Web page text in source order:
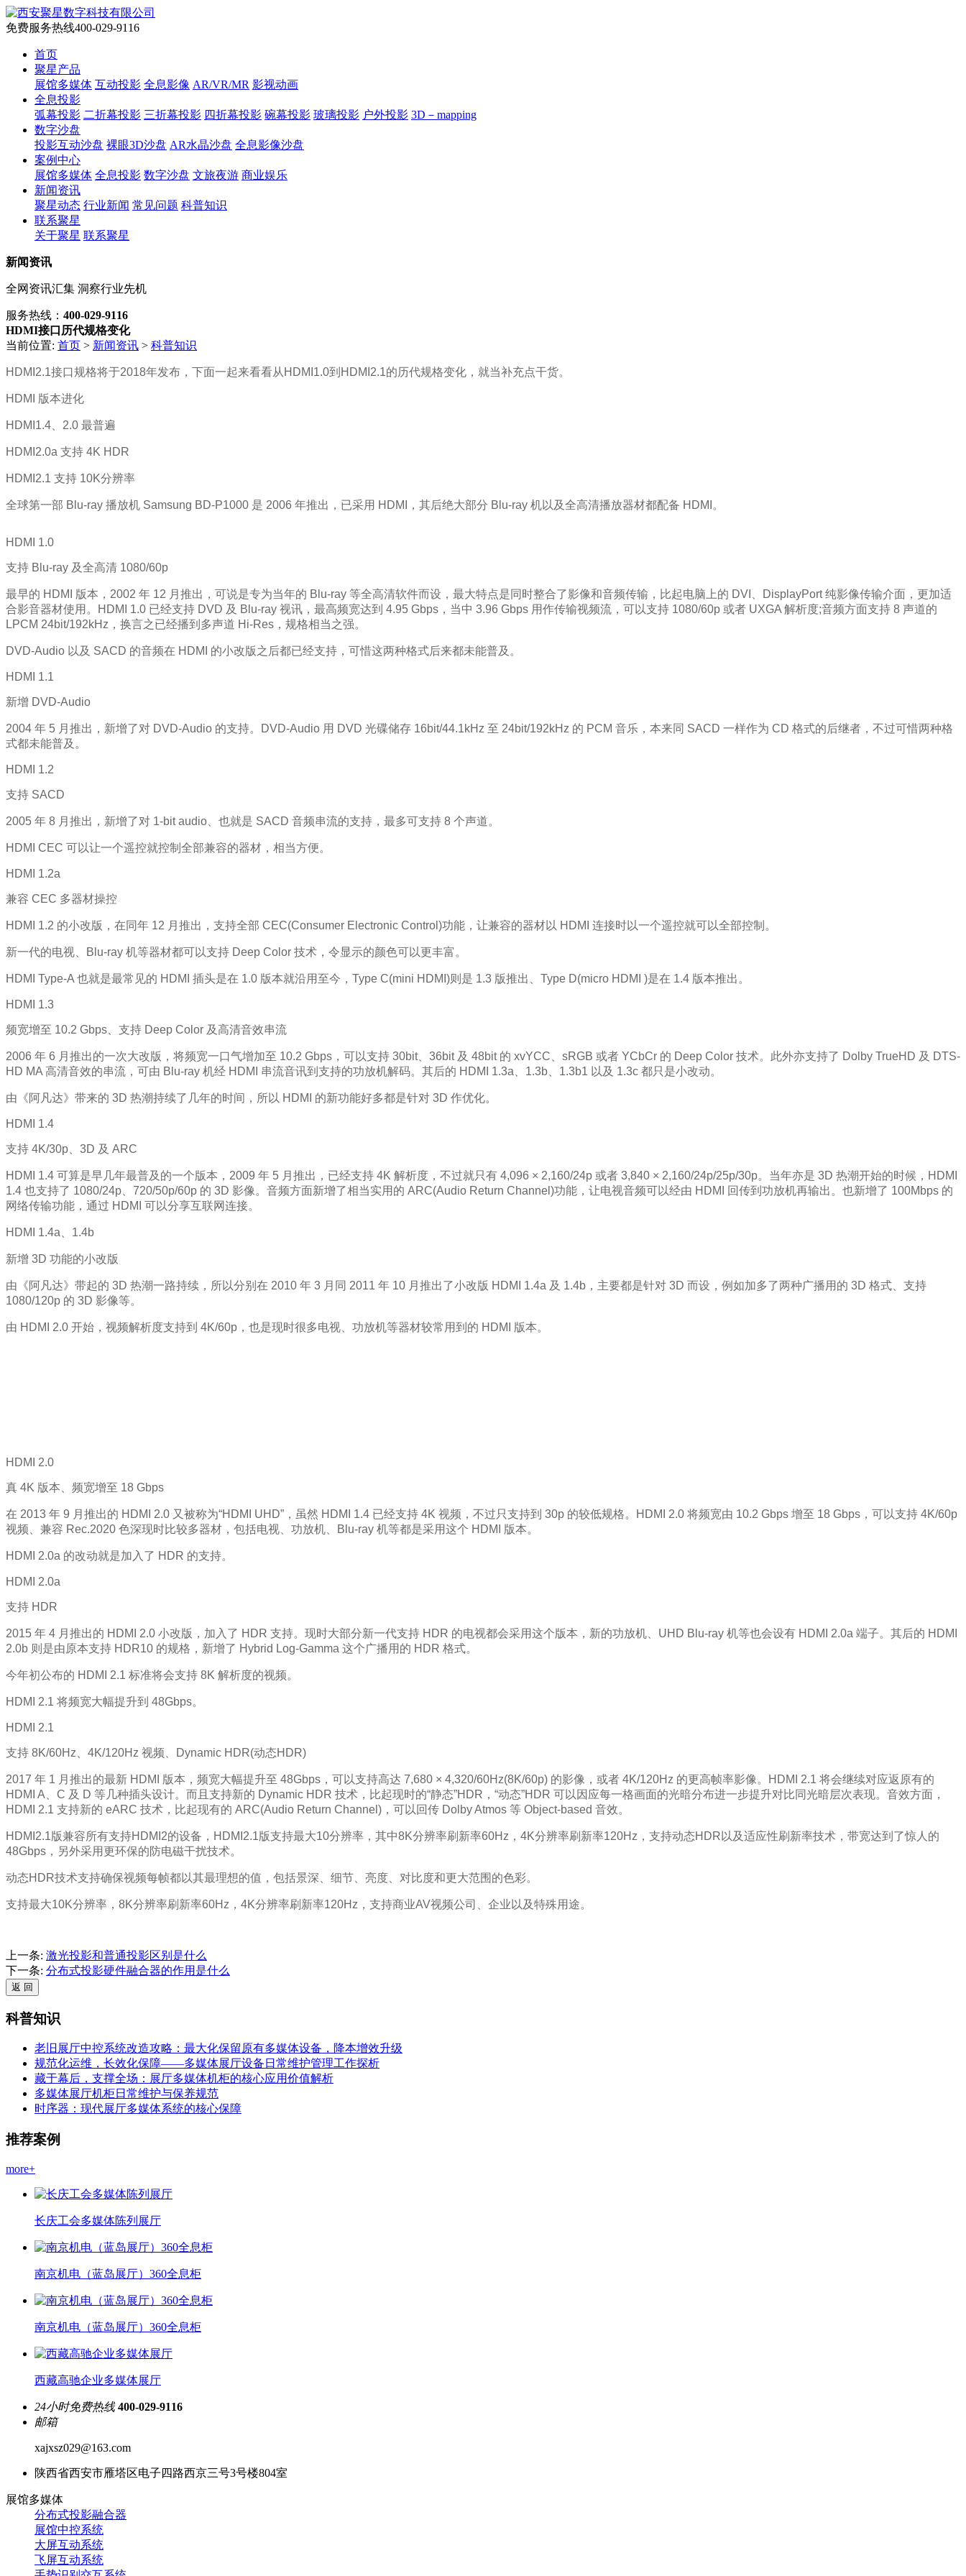
免费服务热线400-029-9116
首页
聚星产品
展馆多媒体 互动投影 全息影像 AR/VR/MR 影视动画
全息投影
弧幕投影 二折幕投影 三折幕投影 四折幕投影 碗幕投影 玻璃投影 户外投影 3D－mapping
数字沙盘
投影互动沙盘 裸眼3D沙盘 AR水晶沙盘 全息影像沙盘
案例中心
展馆多媒体 全息投影 数字沙盘 文旅夜游 商业娱乐
新闻资讯
聚星动态 行业新闻 常见问题 科普知识
联系聚星
关于聚星 联系聚星
新闻资讯
全网资讯汇集 洞察行业先机
服务热线： 400-029-9116
HDMI接口历代规格变化
当前位置: 首页 > 新闻资讯 > 科普知识
HDMI2.1接口规格将于2018年发布，下面一起来看看从HDMI1.0到HDMI2.1的历代规格变化，就当补充点干货。
HDMI 版本进化
HDMI1.4、2.0 最普遍
HDMI2.0a 支持 4K HDR
HDMI2.1 支持 10K分辨率
全球第一部 Blu-ray 播放机 Samsung BD-P1000 是 2006 年推出，已采用 HDMI，其后绝大部分 Blu-ray 机以及全高清播放器材都配备 HDMI。
HDMI 1.0
支持 Blu-ray 及全高清 1080/60p
最早的 HDMI 版本，2002 年 12 月推出，可说是专为当年的 Blu-ray 等全高清软件而设，最大特点是同时整合了影像和音频传输，比起电脑上的 DVI、DisplayPort 纯影像传输介面，更加适
合影音器材使用。HDMI 1.0 已经支持 DVD 及 Blu-ray 视讯，最高频宽达到 4.95 Gbps，当中 3.96 Gbps 用作传输视频流，可以支持 1080/60p 或者 UXGA 解析度;音频方面支持 8 声道的
LPCM 24bit/192kHz，换言之已经播到多声道 Hi-Res，规格相当之强。
DVD-Audio 以及 SACD 的音频在 HDMI 的小改版之后都已经支持，可惜这两种格式后来都未能普及。
HDMI 1.1
新增 DVD-Audio
2004 年 5 月推出，新增了对 DVD-Audio 的支持。DVD-Audio 用 DVD 光碟储存 16bit/44.1kHz 至 24bit/192kHz 的 PCM 音乐，本来同 SACD 一样作为 CD 格式的后继者，不过可惜两种格
式都未能普及。
HDMI 1.2
支持 SACD
2005 年 8 月推出，新增了对 1-bit audio、也就是 SACD 音频串流的支持，最多可支持 8 个声道。
HDMI CEC 可以让一个遥控就控制全部兼容的器材，相当方便。
HDMI 1.2a
兼容 CEC 多器材操控
HDMI 1.2 的小改版，在同年 12 月推出，支持全部 CEC(Consumer Electronic Control)功能，让兼容的器材以 HDMI 连接时以一个遥控就可以全部控制。
新一代的电视、Blu-ray 机等器材都可以支持 Deep Color 技术，令显示的颜色可以更丰富。
HDMI Type-A 也就是最常见的 HDMI 插头是在 1.0 版本就沿用至今，Type C(mini HDMI)则是 1.3 版推出、Type D(micro HDMI )是在 1.4 版本推出。
HDMI 1.3
频宽增至 10.2 Gbps、支持 Deep Color 及高清音效串流
2006 年 6 月推出的一次大改版，将频宽一口气增加至 10.2 Gbps，可以支持 30bit、36bit 及 48bit 的 xvYCC、sRGB 或者 YCbCr 的 Deep Color 技术。此外亦支持了 Dolby TrueHD 及 DTS-
HD MA 高清音效的串流，可由 Blu-ray 机经 HDMI 串流音讯到支持的功放机解码。其后的 HDMI 1.3a、1.3b、1.3b1 以及 1.3c 都只是小改动。
由《阿凡达》带来的 3D 热潮持续了几年的时间，所以 HDMI 的新功能好多都是针对 3D 作优化。
HDMI 1.4
支持 4K/30p、3D 及 ARC
HDMI 1.4 可算是早几年最普及的一个版本，2009 年 5 月推出，已经支持 4K 解析度，不过就只有 4,096 × 2,160/24p 或者 3,840 × 2,160/24p/25p/30p。当年亦是 3D 热潮开始的时候，HDMI
1.4 也支持了 1080/24p、720/50p/60p 的 3D 影像。音频方面新增了相当实用的 ARC(Audio Return Channel)功能，让电视音频可以经由 HDMI 回传到功放机再输出。也新增了 100Mbps 的
网络传输功能，通过 HDMI 可以分享互联网连接。
HDMI 1.4a、1.4b
新增 3D 功能的小改版
由《阿凡达》带起的 3D 热潮一路持续，所以分别在 2010 年 3 月同 2011 年 10 月推出了小改版 HDMI 1.4a 及 1.4b，主要都是针对 3D 而设，例如加多了两种广播用的 3D 格式、支持
1080/120p 的 3D 影像等。
由 HDMI 2.0 开始，视频解析度支持到 4K/60p，也是现时很多电视、功放机等器材较常用到的 HDMI 版本。
HDMI 2.0
真 4K 版本、频宽增至 18 Gbps
在 2013 年 9 月推出的 HDMI 2.0 又被称为“HDMI UHD”，虽然 HDMI 1.4 已经支持 4K 视频，不过只支持到 30p 的较低规格。HDMI 2.0 将频宽由 10.2 Gbps 增至 18 Gbps，可以支持 4K/60p
视频、兼容 Rec.2020 色深现时比较多器材，包括电视、功放机、Blu-ray 机等都是采用这个 HDMI 版本。
HDMI 2.0a 的改动就是加入了 HDR 的支持。
HDMI 2.0a
支持 HDR
2015 年 4 月推出的 HDMI 2.0 小改版，加入了 HDR 支持。现时大部分新一代支持 HDR 的电视都会采用这个版本，新的功放机、UHD Blu-ray 机等也会设有 HDMI 2.0a 端子。其后的 HDMI
2.0b 则是由原本支持 HDR10 的规格，新增了 Hybrid Log-Gamma 这个广播用的 HDR 格式。
今年初公布的 HDMI 2.1 标准将会支持 8K 解析度的视频。
HDMI 2.1 将频宽大幅提升到 48Gbps。
HDMI 2.1
支持 8K/60Hz、4K/120Hz 视频、Dynamic HDR(动态HDR)
2017 年 1 月推出的最新 HDMI 版本，频宽大幅提升至 48Gbps，可以支持高达 7,680 × 4,320/60Hz(8K/60p) 的影像，或者 4K/120Hz 的更高帧率影像。HDMI 2.1 将会继续对应返原有的
HDMI A、C 及 D 等几种插头设计。而且支持新的 Dynamic HDR 技术，比起现时的“静态”HDR，“动态”HDR 可以因应每一格画面的光暗分布进一步提升对比同光暗层次表现。音效方面，
HDMI 2.1 支持新的 eARC 技术，比起现有的 ARC(Audio Return Channel)，可以回传 Dolby Atmos 等 Object-based 音效。
HDMI2.1版兼容所有支持HDMI2的设备，HDMI2.1版支持最大10分辨率，其中8K分辨率刷新率60Hz，4K分辨率刷新率120Hz，支持动态HDR以及适应性刷新率技术，带宽达到了惊人的
48Gbps，另外采用更环保的防电磁干扰技术。
动态HDR技术支持确保视频每帧都以其最理想的值，包括景深、细节、亮度、对比度和更大范围的色彩。
支持最大10K分辨率，8K分辨率刷新率60Hz，4K分辨率刷新率120Hz，支持商业AV视频公司、企业以及特殊用途。
上一条: 激光投影和普通投影区别是什么
下一条: 分布式投影硬件融合器的作用是什么
科普知识
老旧展厅中控系统改造攻略：最大化保留原有多媒体设备，降本增效升级
规范化运维，长效化保障——多媒体展厅设备日常维护管理工作探析
藏于幕后，支撑全场：展厅多媒体机柜的核心应用价值解析
多媒体展厅机柜日常维护与保养规范
时序器：现代展厅多媒体系统的核心保障
推荐案例
more+
长庆工会多媒体陈列展厅
南京机电（蓝岛展厅）360全息柜
南京机电（蓝岛展厅）360全息柜
西藏高驰企业多媒体展厅
24小时免费热线 400-029-9116
邮箱
xajxsz029@163.com
陕西省西安市雁塔区电子四路西京三号3号楼804室
展馆多媒体
分布式投影融合器
展馆中控系统
大屏互动系统
飞屏互动系统